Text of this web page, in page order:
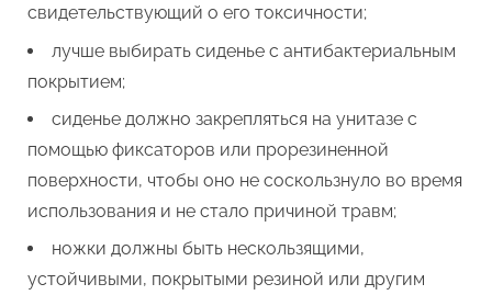
свидетельствующий о его токсичности;
лучше выбирать сиденье с антибактериальным
покрытием;
сиденье должно закрепляться на унитазе с
помощью фиксаторов или прорезиненной
поверхности, чтобы оно не соскользнуло во время
использования и не стало причиной травм;
ножки должны быть нескользящими,
устойчивыми, покрытыми резиной или другим